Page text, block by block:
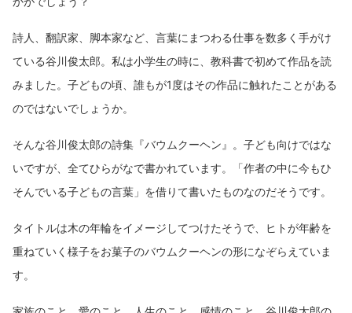
詩人、翻訳家、脚本家など、言葉にまつわる仕事を数多く手がけ
ている谷川俊太郎。私は小学生の時に、教科書で初めて作品を読
みました。子どもの頃、誰もが1度はその作品に触れたことがある
のではないでしょうか。
そんな谷川俊太郎の詩集『バウムクーヘン』。子ども向けではな
いですが、全てひらがなで書かれています。「作者の中に今もひ
そんでいる子どもの言葉」を借りて書いたものなのだそうです。
タイトルは木の年輪をイメージしてつけたそうで、ヒトが年齢を
重ねていく様子をお菓子のバウムクーヘンの形になぞらえていま
す。